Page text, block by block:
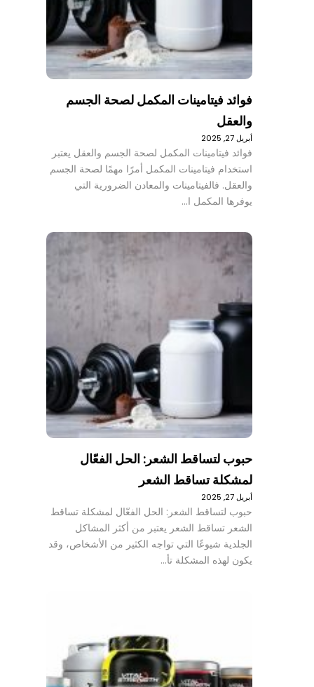
فوائد فيتامينات المكمل لصحة الجسم
والعقل
أبريل 27, 2025
فوائد فيتامينات المكمل لصحة الجسم والعقل يعتبر
استخدام فيتامينات المكمل أمرًا مهمًا لصحة الجسم
والعقل. فالفيتامينات والمعادن الضرورية التي
يوفرها المكمل ا…
حبوب لتساقط الشعر: الحل الفعّال
لمشكلة تساقط الشعر
أبريل 27, 2025
حبوب لتساقط الشعر: الحل الفعّال لمشكلة تساقط
الشعر تساقط الشعر يعتبر من أكثر المشاكل
الجلدية شيوعًا التي تواجه الكثير من الأشخاص، وقد
يكون لهذه المشكلة تأ…